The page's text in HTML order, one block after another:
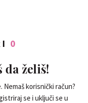
0
da želiš!
korisnički račun?
se i uključi se u